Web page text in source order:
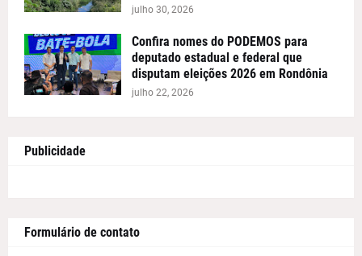
julho 30, 2026
Confira nomes do PODEMOS para
deputado estadual e federal que
disputam eleições 2026 em Rondônia
julho 22, 2026
Publicidade
Formulário de contato